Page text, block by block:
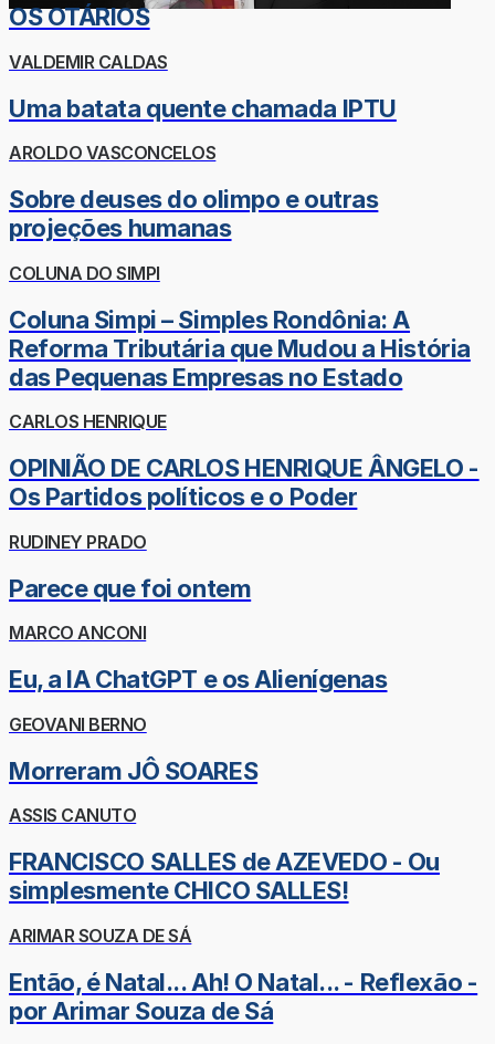
OS OTÁRIOS
VALDEMIR CALDAS
Uma batata quente chamada IPTU
AROLDO VASCONCELOS
Sobre deuses do olimpo e outras
projeções humanas
COLUNA DO SIMPI
Coluna Simpi – Simples Rondônia: A
Reforma Tributária que Mudou a História
das Pequenas Empresas no Estado
CARLOS HENRIQUE
OPINIÃO DE CARLOS HENRIQUE ÂNGELO -
Os Partidos políticos e o Poder
RUDINEY PRADO
Parece que foi ontem
MARCO ANCONI
Eu, a IA ChatGPT e os Alienígenas
GEOVANI BERNO
Morreram JÔ SOARES
ASSIS CANUTO
FRANCISCO SALLES de AZEVEDO - Ou
simplesmente CHICO SALLES!
ARIMAR SOUZA DE SÁ
Então, é Natal... Ah! O Natal... - Reflexão -
por Arimar Souza de Sá